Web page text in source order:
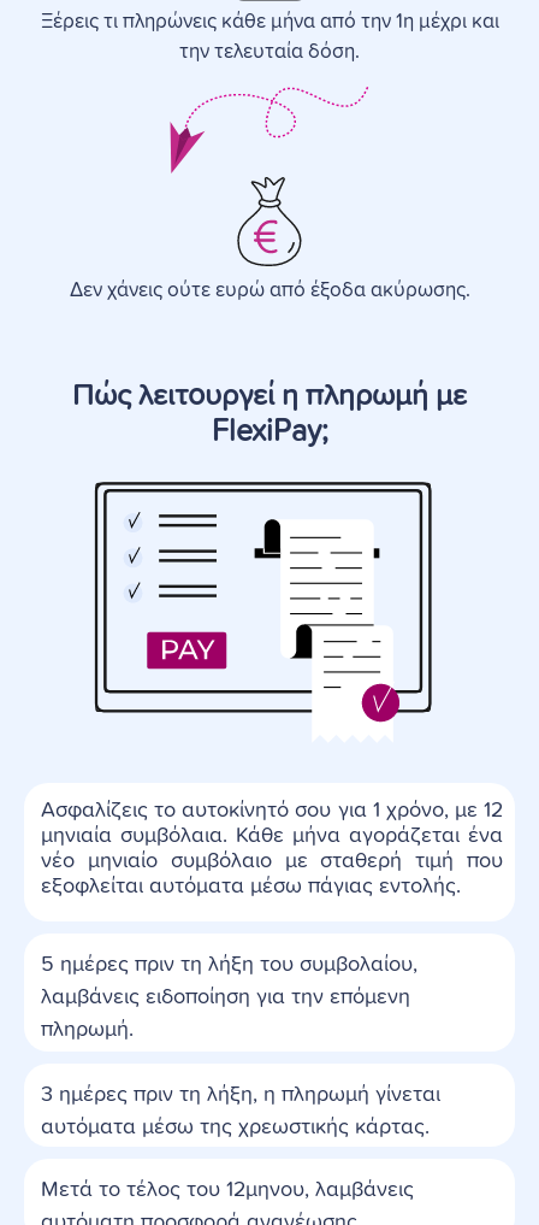
Ξέρεις τι πληρώνεις κάθε μήνα από την 1η μέχρι και
την τελευταία δόση.
Δεν χάνεις ούτε ευρώ από έξοδα ακύρωσης.
Πώς λειτουργεί η πληρωμή με
FlexiPay;
Ασφαλίζεις το αυτοκίνητό σου για 1 χρόνο, με 12
μηνιαία συμβόλαια. Κάθε μήνα αγοράζεται ένα
νέο μηνιαίο συμβόλαιο με σταθερή τιμή που
εξοφλείται αυτόματα μέσω πάγιας εντολής.
5 ημέρες πριν τη λήξη του συμβολαίου,
λαμβάνεις ειδοποίηση για την επόμενη
πληρωμή.
3 ημέρες πριν τη λήξη, η πληρωμή γίνεται
αυτόματα μέσω της χρεωστικής κάρτας.
Μετά το τέλος του 12μηνου, λαμβάνεις